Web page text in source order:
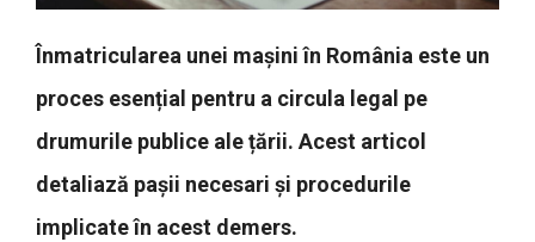
Înmatricularea unei mașini în România este un
proces esențial pentru a circula legal pe
drumurile publice ale țării. Acest articol
detaliază pașii necesari și procedurile
implicate în acest demers.